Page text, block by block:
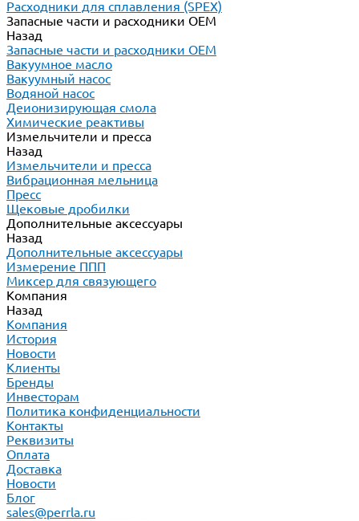
Расходники для сплавления (SPEX)
Запасные части и расходники ОЕМ
Назад
Запасные части и расходники ОЕМ
Вакуумное масло
Вакуумный насос
Водяной насос
Деионизирующая смола
Химические реактивы
Измельчители и пресса
Назад
Измельчители и пресса
Вибрационная мельница
Пресс
Щековые дробилки
Дополнительные аксессуары
Назад
Дополнительные аксессуары
Измерение ППП
Миксер для связующего
Компания
Назад
Компания
История
Новости
Клиенты
Бренды
Инвесторам
Политика конфиденциальности
Контакты
Реквизиты
Оплата
Доставка
Новости
Блог
sales@perrla.ru